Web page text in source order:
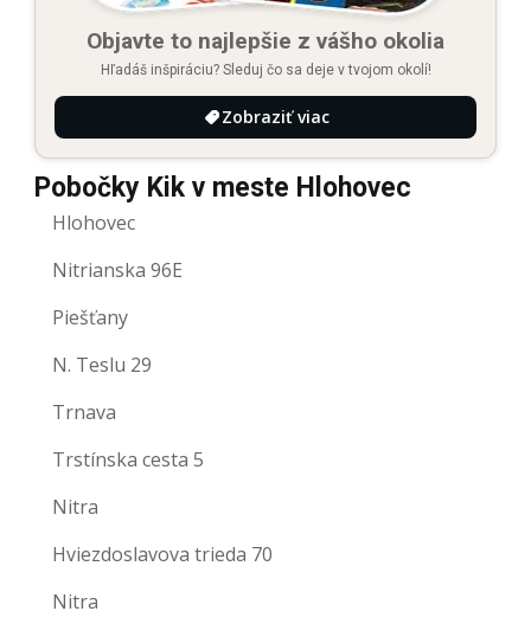
Objavte to najlepšie z vášho okolia
Hľadáš inšpiráciu? Sleduj čo sa deje v tvojom okolí!
Zobraziť viac
Pobočky Kik v meste Hlohovec
Hlohovec
Nitrianska 96E
Piešťany
N. Teslu 29
Trnava
Trstínska cesta 5
Nitra
Hviezdoslavova trieda 70
Nitra